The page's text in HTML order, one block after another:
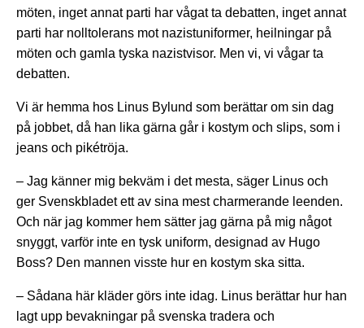
möten, inget annat parti har vågat ta debatten, inget annat
parti har nolltolerans mot nazistuniformer, heilningar på
möten och gamla tyska nazistvisor. Men vi, vi vågar ta
debatten.
Vi är hemma hos Linus Bylund som berättar om sin dag
på jobbet, då han lika gärna går i kostym och slips, som i
jeans och pikétröja.
– Jag känner mig bekväm i det mesta, säger Linus och
ger Svenskbladet ett av sina mest charmerande leenden.
Och när jag kommer hem sätter jag gärna på mig något
snyggt, varför inte en tysk uniform, designad av Hugo
Boss? Den mannen visste hur en kostym ska sitta.
– Sådana här kläder görs inte idag. Linus berättar hur han
lagt upp bevakningar på svenska tradera och